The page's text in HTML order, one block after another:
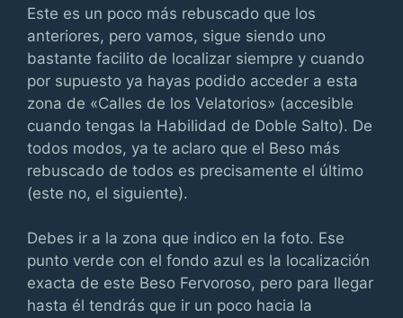
Este es un poco más rebuscado que los
anteriores, pero vamos, sigue siendo uno
bastante facilito de localizar siempre y cuando
por supuesto ya hayas podido acceder a esta
zona de «Calles de los Velatorios» (accesible
cuando tengas la Habilidad de Doble Salto). De
todos modos, ya te aclaro que el Beso más
rebuscado de todos es precisamente el último
(este no, el siguiente).
Debes ir a la zona que indico en la foto. Ese
punto verde con el fondo azul es la localización
exacta de este Beso Fervoroso, pero para llegar
hasta él tendrás que ir un poco hacia la